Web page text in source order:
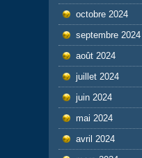
octobre 2024
septembre 2024
août 2024
juillet 2024
juin 2024
mai 2024
avril 2024